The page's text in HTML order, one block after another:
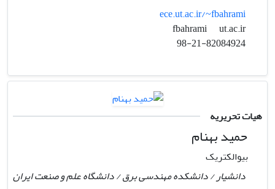
ece.ut.ac.ir/~fbahrami
fbahrami
ut.ac.ir
هیات تحریریه
حمید بهنام
بیوالکتریک
دانشیار / دانشکده مهندسی برق / دانشگاه علم و صنعت ایران